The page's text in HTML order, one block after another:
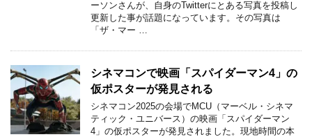
ーソンさんが、自身のTwitterにとある写真を投稿し
更新した事が話題になっています。その写真は
「ザ・マー …
シネマコンで映画「スパイダーマン4」の
仮ポスターが発見される
シネマコン2025の会場でMCU（マーベル・シネマ
ティック・ユニバース）の映画「スパイダーマン
4」の仮ポスターが発見されました。現地時間の本